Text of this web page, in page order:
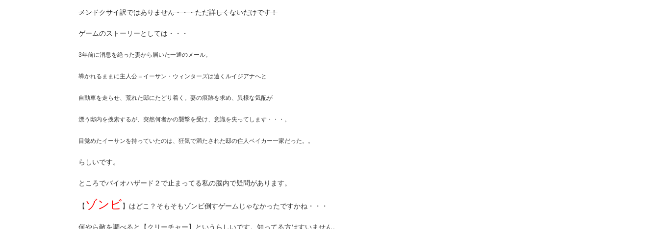
メンドクサイ訳ではありません・・・ただ詳しくないだけです！
ゲームのストーリーとしては・・・
3年前に消息を絶った妻から届いた一通のメール。
導かれるままに主人公＝イーサン・ウィンターズは遠くルイジアナへと
自動車を走らせ、荒れた邸にたどり着く。妻の痕跡を求め、異様な気配が
漂う邸内を捜索するが、突然何者かの襲撃を受け、意識を失ってします・・・。
目覚めたイーサンを持っていたのは、狂気で満たされた邸の住人ベイカー一家だった。。
らしいです。
ところでバイオハザード２で止まってる私の脳内で疑問があります。
【 ゾンビ】はどこ？そもそもゾンビ倒すゲームじゃなかったですかね・・・
何やら敵を調べると【クリーチャー】というらしいです。知ってる方はすいません。